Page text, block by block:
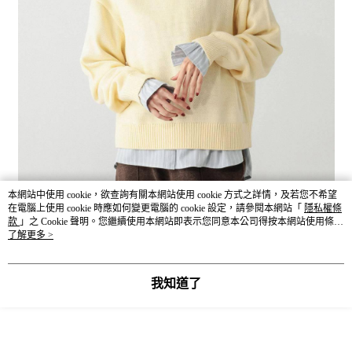
本網站中使用 cookie，欲查詢有關本網站使用 cookie 方式之詳情，及若您不希望
在電腦上使用 cookie 時應如何變更電腦的 cookie 設定，請參閱本網站「 隱私權條
款 」之 Cookie 聲明。您繼續使用本網站即表示您同意本公司得按本網站使用條款
之 Cookie 聲明使用 cookie。
了解更多 >
我知道了